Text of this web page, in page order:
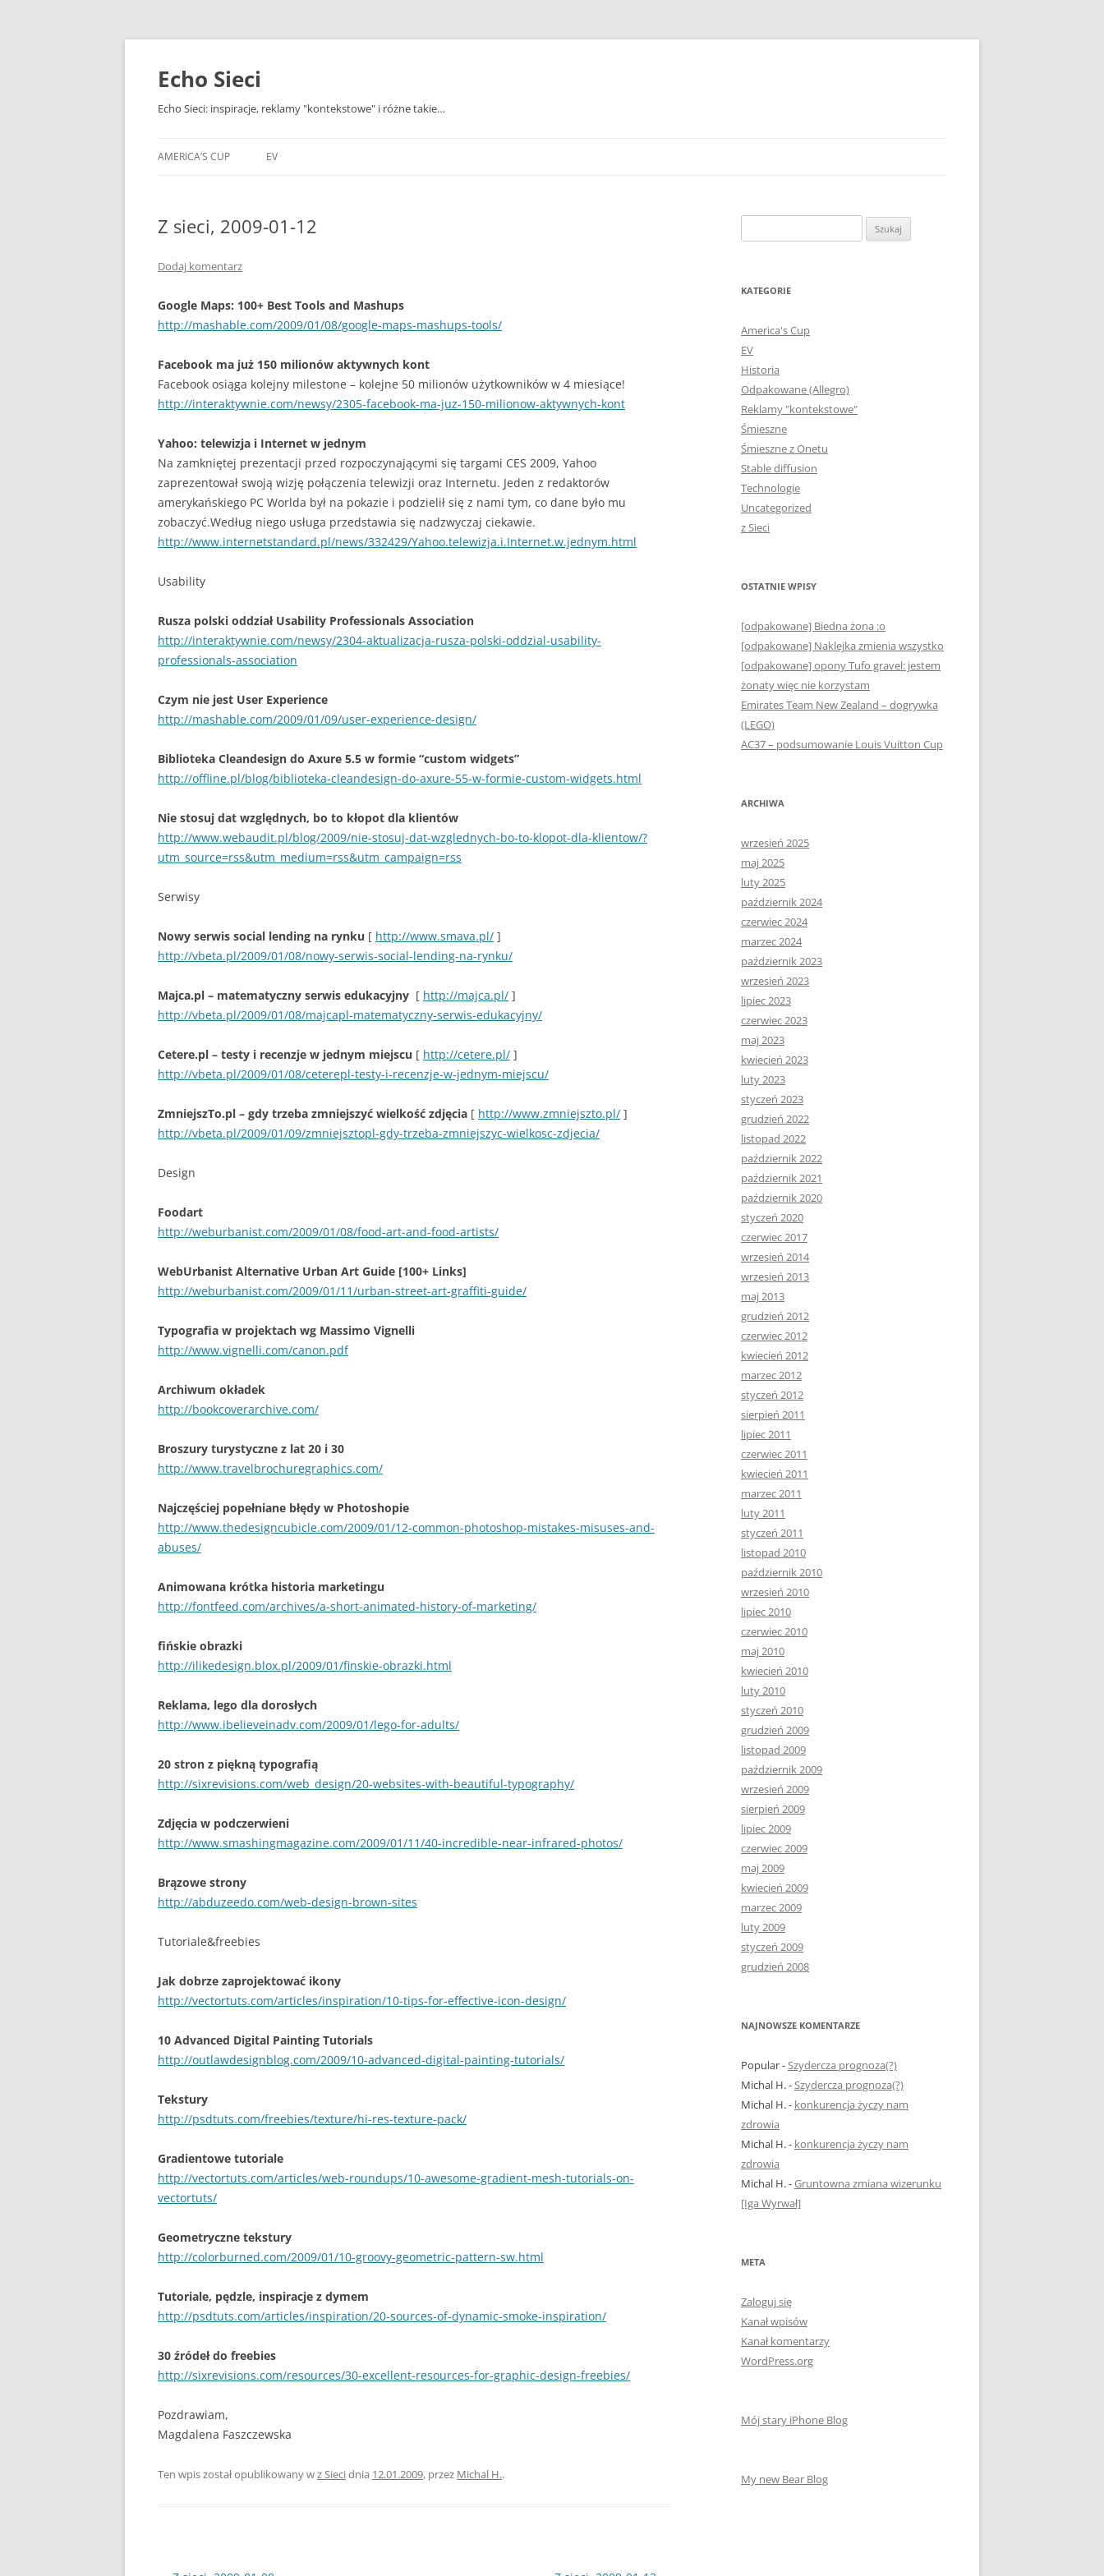
Przejdź
treści
Echo Sieci
Echo Sieci: inspiracje, reklamy "kontekstowe" i różne takie…
AMERICA’S CUP EV
Z sieci, 2009-01-12
Dodaj komentarz
Google Maps: 100+ Best Tools and Mashups
http://mashable.com/2009/01/08/google-maps-mashups-tools/
Facebook ma już 150 milionów aktywnych kont
Facebook osiąga kolejny milestone – kolejne 50 milionów użytkowników w 4 miesiące!
http://interaktywnie.com/newsy/2305-facebook-ma-juz-150-milionow-aktywnych-kont
Yahoo: telewizja i Internet w jednym
Na zamkniętej prezentacji przed rozpoczynającymi się targami CES 2009, Yahoo
zaprezentował swoją wizję połączenia telewizji oraz Internetu. Jeden z redaktorów
amerykańskiego PC Worlda był na pokazie i podzielił się z nami tym, co dane było mu
zobaczyć.Według niego usługa przedstawia się nadzwyczaj ciekawie.
http://www.internetstandard.pl/news/332429/Yahoo.telewizja.i.Internet.w.jednym.html
Usability
Rusza polski oddział Usability Professionals Association
http://interaktywnie.com/newsy/2304-aktualizacja-rusza-polski-oddzial-usability-
professionals-association
Czym nie jest User Experience
http://mashable.com/2009/01/09/user-experience-design/
Biblioteka Cleandesign do Axure 5.5 w formie “custom widgets”
http://offline.pl/blog/biblioteka-cleandesign-do-axure-55-w-formie-custom-widgets.html
Nie stosuj dat względnych, bo to kłopot dla klientów
http://www.webaudit.pl/blog/2009/nie-stosuj-dat-wzglednych-bo-to-klopot-dla-klientow/?
utm_source=rss&utm_medium=rss&utm_campaign=rss
Serwisy
Nowy serwis social lending na rynku [ http://www.smava.pl/ ]
http://vbeta.pl/2009/01/08/nowy-serwis-social-lending-na-rynku/
Majca.pl – matematyczny serwis edukacyjny [ http://majca.pl/ ]
http://vbeta.pl/2009/01/08/majcapl-matematyczny-serwis-edukacyjny/
Cetere.pl – testy i recenzje w jednym miejscu [ http://cetere.pl/ ]
http://vbeta.pl/2009/01/08/ceterepl-testy-i-recenzje-w-jednym-miejscu/
ZmniejszTo.pl – gdy trzeba zmniejszyć wielkość zdjęcia [ http://www.zmniejszto.pl/ ]
http://vbeta.pl/2009/01/09/zmniejsztopl-gdy-trzeba-zmniejszyc-wielkosc-zdjecia/
Design
Foodart
http://weburbanist.com/2009/01/08/food-art-and-food-artists/
WebUrbanist Alternative Urban Art Guide [100+ Links]
http://weburbanist.com/2009/01/11/urban-street-art-graffiti-guide/
Typografia w projektach wg Massimo Vignelli
http://www.vignelli.com/canon.pdf
Archiwum okładek
http://bookcoverarchive.com/
Broszury turystyczne z lat 20 i 30
http://www.travelbrochuregraphics.com/
Najczęściej popełniane błędy w Photoshopie
http://www.thedesigncubicle.com/2009/01/12-common-photoshop-mistakes-misuses-and-
abuses/
Animowana krótka historia marketingu
http://fontfeed.com/archives/a-short-animated-history-of-marketing/
fińskie obrazki
http://ilikedesign.blox.pl/2009/01/finskie-obrazki.html
Reklama, lego dla dorosłych
http://www.ibelieveinadv.com/2009/01/lego-for-adults/
20 stron z piękną typografią
http://sixrevisions.com/web_design/20-websites-with-beautiful-typography/
Zdjęcia w podczerwieni
http://www.smashingmagazine.com/2009/01/11/40-incredible-near-infrared-photos/
Brązowe strony
http://abduzeedo.com/web-design-brown-sites
Tutoriale&freebies
Jak dobrze zaprojektować ikony
http://vectortuts.com/articles/inspiration/10-tips-for-effective-icon-design/
10 Advanced Digital Painting Tutorials
http://outlawdesignblog.com/2009/10-advanced-digital-painting-tutorials/
Tekstury
http://psdtuts.com/freebies/texture/hi-res-texture-pack/
Gradientowe tutoriale
http://vectortuts.com/articles/web-roundups/10-awesome-gradient-mesh-tutorials-on-
vectortuts/
Geometryczne tekstury
http://colorburned.com/2009/01/10-groovy-geometric-pattern-sw.html
Tutoriale, pędzle, inspiracje z dymem
http://psdtuts.com/articles/inspiration/20-sources-of-dynamic-smoke-inspiration/
30 źródeł do freebies
http://sixrevisions.com/resources/30-excellent-resources-for-graphic-design-freebies/
Pozdrawiam,
Magdalena Faszczewska
Ten wpis został opublikowany wz Siecidnia 12.01.2009, przez Michal H..
KATEGORIE
America's Cup
EV
Historia
Odpakowane (Allegro)
Reklamy "kontekstowe"
Śmieszne
Śmieszne z Onetu
Stable diffusion
Technologie
Uncategorized
z Sieci
OSTATNIE WPISY
[odpakowane] Biedna żona :o
[odpakowane] Naklejka zmienia wszystko
[odpakowane] opony Tufo gravel: jestem
żonaty więc nie korzystam
Emirates Team New Zealand – dogrywka
(LEGO)
AC37 – podsumowanie Louis Vuitton Cup
ARCHIWA
wrzesień 2025
maj 2025
luty 2025
październik 2024
czerwiec 2024
marzec 2024
październik 2023
wrzesień 2023
lipiec 2023
czerwiec 2023
maj 2023
kwiecień 2023
luty 2023
styczeń 2023
grudzień 2022
listopad 2022
październik 2022
październik 2021
październik 2020
styczeń 2020
czerwiec 2017
wrzesień 2014
wrzesień 2013
maj 2013
grudzień 2012
czerwiec 2012
kwiecień 2012
marzec 2012
styczeń 2012
sierpień 2011
lipiec 2011
czerwiec 2011
kwiecień 2011
marzec 2011
luty 2011
styczeń 2011
listopad 2010
październik 2010
wrzesień 2010
lipiec 2010
czerwiec 2010
maj 2010
kwiecień 2010
luty 2010
styczeń 2010
grudzień 2009
listopad 2009
październik 2009
wrzesień 2009
sierpień 2009
lipiec 2009
czerwiec 2009
maj 2009
kwiecień 2009
marzec 2009
luty 2009
styczeń 2009
grudzień 2008
NAJNOWSZE KOMENTARZE
Popular-Szydercza prognoza(?)
Michal H.-Szydercza prognoza(?)
Michal H.- konkurencja życzy nam
zdrowia
Michal H.- konkurencja życzy nam
zdrowia
Michal H.-Gruntowna zmiana wizerunku
[Iga Wyrwał]
META
Zaloguj się
Kanał wpisów
Kanał komentarzy
WordPress.org
Mój stary iPhone Blog
My new Bear Blog